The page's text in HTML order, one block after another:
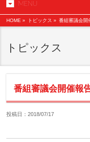
MENU
HOME » トピックス » 番組審議会開
トピックス
番組審議会開催報
投稿日：2018/07/17